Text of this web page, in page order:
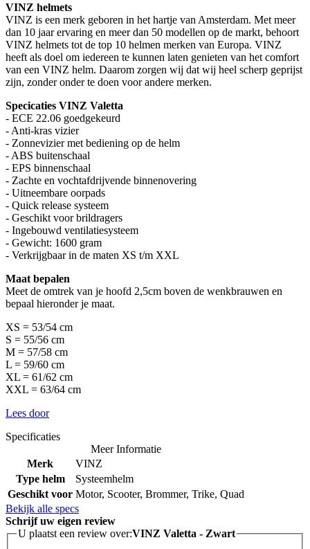
VINZ helmets
VINZ is een merk geboren in het hartje van Amsterdam. Met meer
dan 10 jaar ervaring en meer dan 50 modellen op de markt, behoort
VINZ helmets tot de top 10 helmen merken van Europa. VINZ
heeft als doel om iedereen te kunnen laten genieten van het comfort
van een VINZ helm. Daarom zorgen wij dat wij heel scherp geprijst
zijn, zonder onder te doen voor andere merken.
Specicaties VINZ Valetta
- ECE 22.06 goedgekeurd
- Anti-kras vizier
- Zonnevizier met bediening op de helm
- ABS buitenschaal
- EPS binnenschaal
- Zachte en vochtafdrijvende binnenovering
- Uitneembare oorpads
- Quick release systeem
- Geschikt voor brildragers
- Ingebouwd ventilatiesysteem
- Gewicht: 1600 gram
- Verkrijgbaar in de maten XS t/m XXL
Maat bepalen
Meet de omtrek van je hoofd 2,5cm boven de wenkbrauwen en
bepaal hieronder je maat.
XS = 53/54 cm
S = 55/56 cm
M = 57/58 cm
L = 59/60 cm
XL = 61/62 cm
XXL = 63/64 cm
Lees door
Specificaties
Meer Informatie
Merk
VINZ
Type helm
Systeemhelm
Geschikt voor Motor, Scooter, Brommer, Trike, Quad
Bekijk alle specs
Schrijf uw eigen review
U plaatst een review over:VINZ Valetta - Zwart